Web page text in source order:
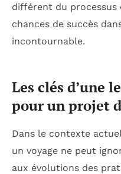
différent du
chances de succès
incontournable.
Les clés d’une
pour un projet
Dans le contexte
un voyage ne peut
aux évolutions des